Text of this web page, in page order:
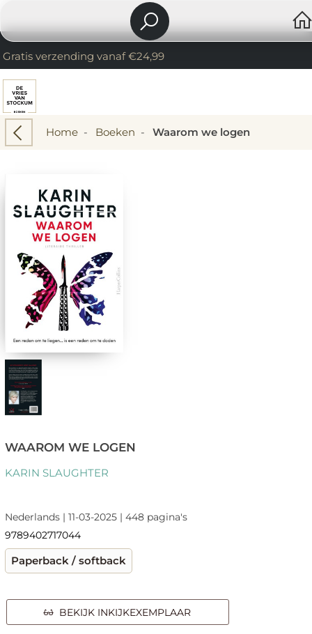
Gratis verzending vanaf €24,99
Home- Boeken - Waarom we logen
WAAROM WE LOGEN
KARIN SLAUGHTER
Nederlands | 11-03-2025 | 448 pagina's
9789402717044
Paperback / softback
BEKIJK INKIJKEXEMPLAAR